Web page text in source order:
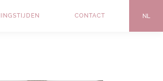
CONTACT NL